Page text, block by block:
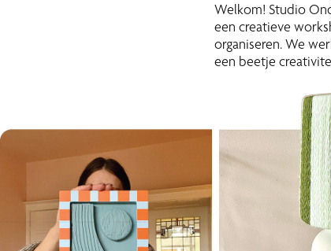
Welkom! Studio
een creatieve
organiseren. We
een beetje